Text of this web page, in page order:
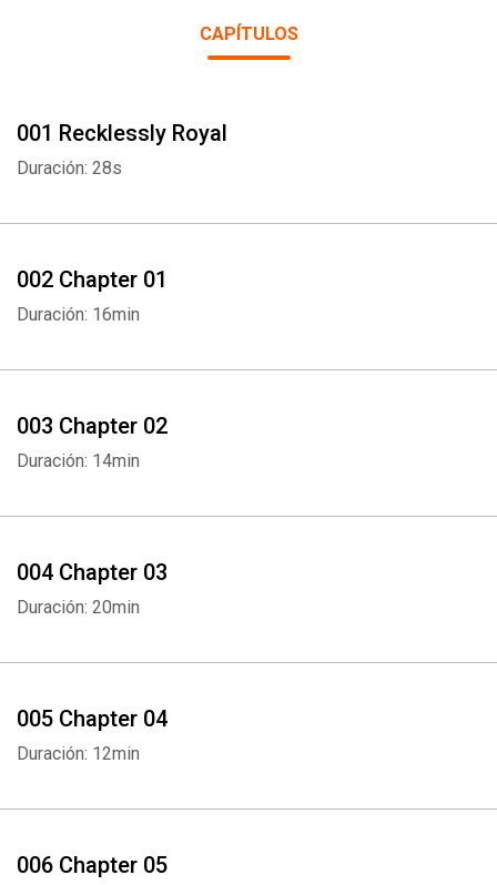
CAPÍTULOS
001 Recklessly Royal
Duración: 28s
002 Chapter 01
Duración: 16min
003 Chapter 02
Duración: 14min
004 Chapter 03
Duración: 20min
005 Chapter 04
Duración: 12min
006 Chapter 05